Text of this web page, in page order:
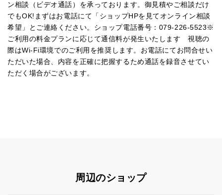
ン相談（ビデオ通話）を承っております。御見積やご相談だけ
でもOK!まずはお電話にて「ショップHPを見てオンライン相談
希望」とご連絡ください。ショップ電話番号：079-226-5523※
ご利用の料金プランに応じて通信料が発生いたします 視聴の
際はWi-Fi環境でのご利用を推奨します。お電話にてお問合せい
ただいた場合、内容を正確に把握するため通話を録音させてい
ただく場合がございます。
周辺のショップ